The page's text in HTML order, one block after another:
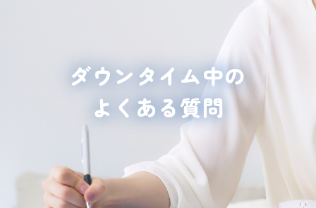
ダウンタイム中の
よくある質問